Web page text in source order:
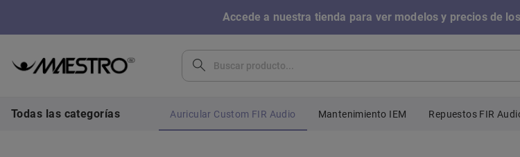
Accede a nuestra tienda para ver modelos y precios de
Todas las categorías Auricular Custom FIR Audio Mantenimiento IEM Repuestos FIR